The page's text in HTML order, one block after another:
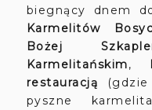
biegnący dnem
Karmelitów
Bożej
Karmelitańskim,
restauracją
pyszne